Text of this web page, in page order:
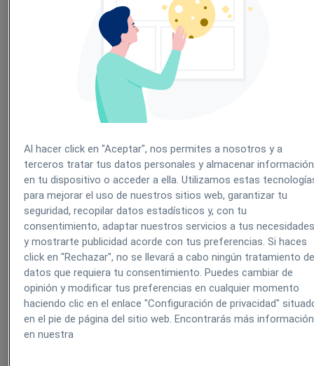
Software de escritorio: Solo se puede acceder al programa
desde el equipo en el que está instalado.
Software en la nube: El programa es una página web, el
usuario puede acceder con sus claves desde cualquier
dispositivo con conexión a internet.
Almacenamiento
Software de escritorio: El almacenamiento depende de la
capacidad del ordenador.
Software en la nube: El almacenamiento en la nube es
virtualmente ilimitado. Si un usuario necesita más espacio
simplemente tiene que pedir una ampliación.
Seguridad
Software de escritorio: La seguridad del programa depende
la seguridad del ordenador (antivirus instalado, etc.)
Software en la nube: El programa cuanta con varias medidas
de seguridad para evitar hackeos o robo de datos. Por
ejemplo, la implementación del protocolo https.
Coste
Al hacer click en "Aceptar", nos permites a nosotros y a
terceros tratar tus datos personales y almacenar información
en tu dispositivo o acceder a ella. Utilizamos estas
para mejorar el uso de nuestros sitios web, garantizar tu
seguridad, recopilar datos estadísticos y, con tu
consentimiento, adaptar nuestros servicios a tus
y mostrarte publicidad acorde con tus preferencias. Si haces
click en "Rechazar", no se llevará a cabo ningún tratamiento
datos que requiera tu consentimiento. Puedes cambiar de
opinión y modificar tus preferencias en cualquier momento
haciendo clic en el enlace "Configuración de privacidad"
en el pie de página del sitio web. Encontrarás más información
en nuestra